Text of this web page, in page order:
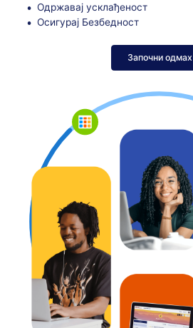
Одржавај усклађеност
Осигурај Безбедност
Започни одмах